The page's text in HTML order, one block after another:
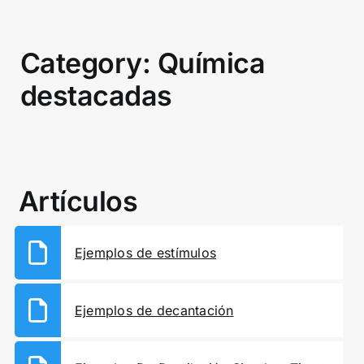
Category: Química
destacadas
Artículos
Ejemplos de estímulos
Ejemplos de decantación